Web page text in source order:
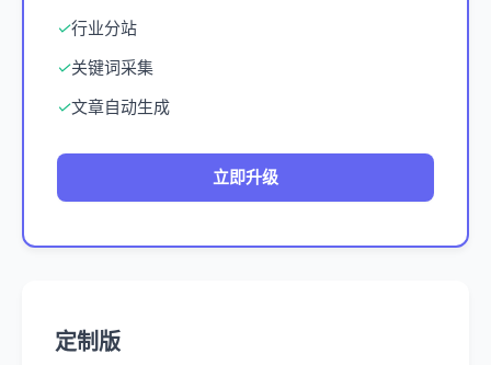
✓行业分站
✓关键词采集
✓文章自动生成
立即升级
定制版